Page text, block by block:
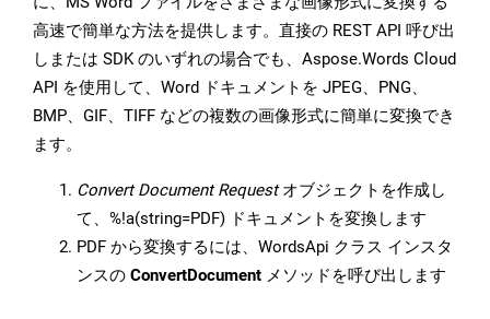
高速で簡単な方法を提供します。直接の REST API 呼び出
しまたは SDK のいずれの場合でも、Aspose.Words Cloud
API を使用して、Word ドキュメントを JPEG、PNG、
BMP、GIF、TIFF などの複数の画像形式に簡単に変換でき
ます。
Convert Document Requestオブジェクトを作成し
て、%!a(string=PDF) ドキュメントを変換します
PDF から変換するには、WordsApi クラス インスタ
ンスの ConvertDocument メソッドを呼び出します